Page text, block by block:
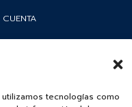
tecnologías como